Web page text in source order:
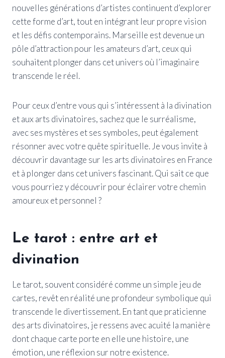
nouvelles générations d’artistes continuent d’explorer
cette forme d’art, tout en intégrant leur propre vision
et les défis contemporains. Marseille est devenue un
pôle d’attraction pour les amateurs d’art, ceux qui
souhaitent plonger dans cet univers où l’imaginaire
transcende le réel.
Pour ceux d’entre vous qui s’intéressent à la divination
et aux arts divinatoires, sachez que le surréalisme,
avec ses mystères et ses symboles, peut également
résonner avec votre quête spirituelle. Je vous invite à
découvrir davantage sur les arts divinatoires en France
et à plonger dans cet univers fascinant. Qui sait ce que
vous pourriez y découvrir pour éclairer votre chemin
amoureux et personnel ?
Le tarot : entre art et
divination
Le tarot, souvent considéré comme un simple jeu de
cartes, revêt en réalité une profondeur symbolique qui
transcende le divertissement. En tant que praticienne
des arts divinatoires, je ressens avec acuité la manière
dont chaque carte porte en elle une histoire, une
émotion, une réflexion sur notre existence.